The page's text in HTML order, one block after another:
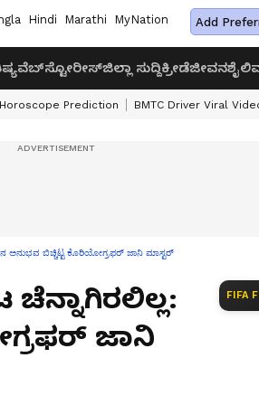
Hindi Marathi MyNation Add
ವೆಬ್‌ಸ್ಟೋರೀಸ್ಜಿಲ್ಲಾ ಸುದ್ದಿಕ್ರೀಡೆಜೀವನಶೈಲಿ
Prediction BMTC Driver Viral
ಅನುಭವ ಬಿಚ್ಚಿಟ್ಟ ಕೊರಿಯೋಗ್ರಫರ್ ಜಾನಿ ಮಾಸ್ಟರ್‌
ಜಾನಿ
FIFA